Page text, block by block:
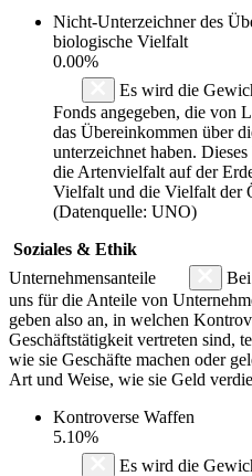
Nicht-Unterzeichner des
biologische Vielfalt
0.00%
Es wird die
Fonds angegeben, die von
das Übereinkommen über
unterzeichnet haben.
die Artenvielfalt auf der
Vielfalt und die Vielfalt der
(Datenquelle: UNO)
Soziales & Ethik
Unternehmensanteile
uns für die Anteile von
geben also an, in welchen
Geschäftstätigkeit vertreten sind,
wie sie Geschäfte machen oder
Art und Weise, wie sie Geld
Kontroverse Waffen
5.10%
Es wird die